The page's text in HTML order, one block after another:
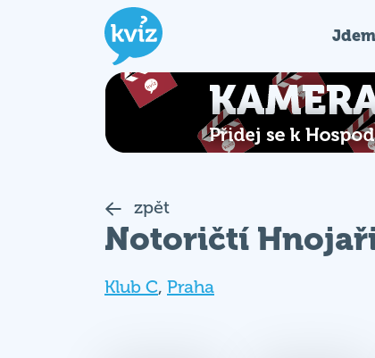
zpět
Notoričtí Hnojaři
Klub C, Praha